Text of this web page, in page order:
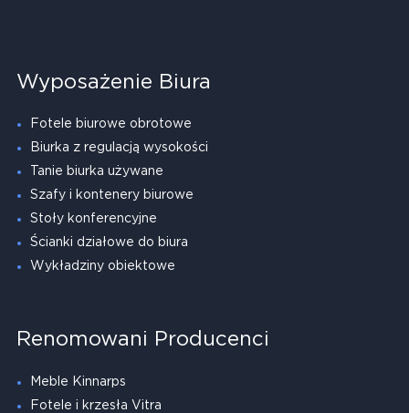
Wyposażenie Biura
Fotele biurowe obrotowe
Biurka z regulacją wysokości
Tanie biurka używane
Szafy i kontenery biurowe
Stoły konferencyjne
Ścianki działowe do biura
Wykładziny obiektowe
Renomowani Producenci
Meble Kinnarps
Fotele i krzesła Vitra